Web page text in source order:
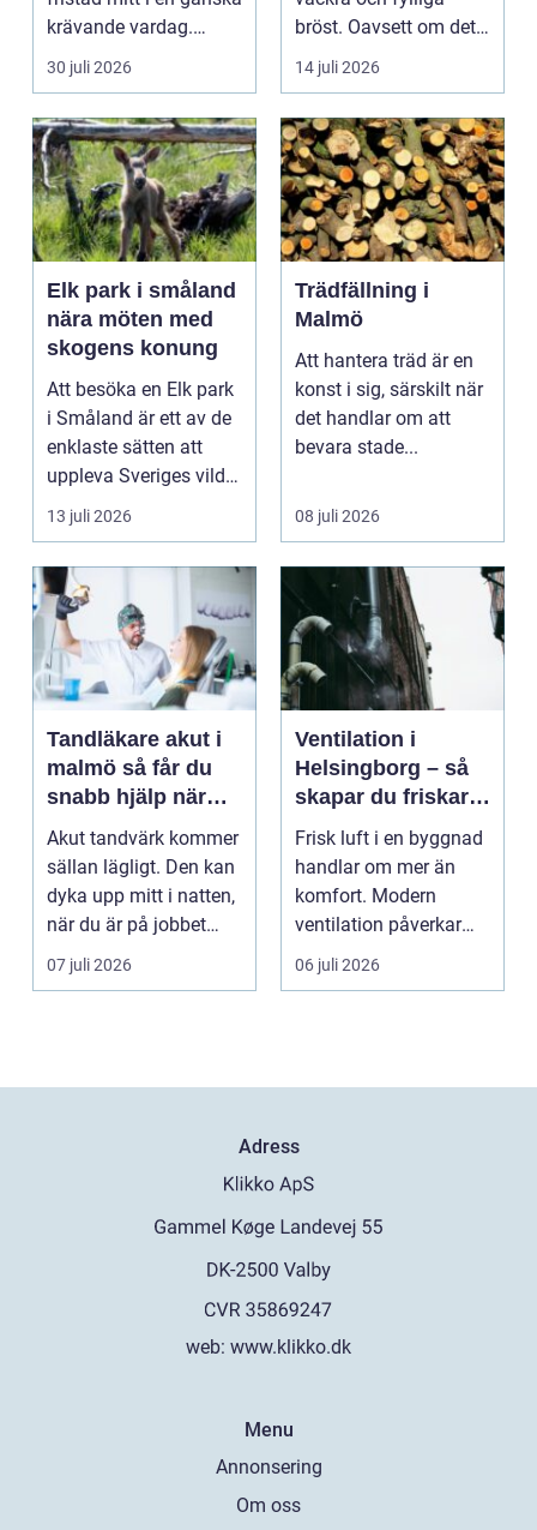
krävande vardag.
Skola, sociala med...
30 juli 2026
bröst. Oavsett om det
är f&o...
14 juli 2026
Elk park i småland
nära möten med
skogens konung
Att besöka en Elk park
i Småland är ett av de
enklaste sätten att
uppleva Sveriges vilda
hjärta på n...
13 juli 2026
Trädfällning i
Malmö
Att hantera träd är en
konst i sig, särskilt när
det handlar om att
bevara stade...
08 juli 2026
Tandläkare akut i
malmö så får du
snabb hjälp när
tanden krisar
Akut tandvärk kommer
sällan lägligt. Den kan
dyka upp mitt i natten,
när du är på jobbet
eller preci...
07 juli 2026
Ventilation i
Helsingborg – så
skapar du friskare
byggnader och
lägre
energikostnader
Frisk luft i en byggnad
handlar om mer än
komfort. Modern
ventilation påverkar
hälsa...
06 juli 2026
Adress
web: www.klikko.dk
Menu
Annonsering
Om oss